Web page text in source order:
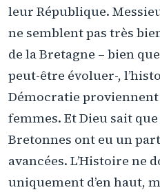
leur République.
ne semblent pas très
de la Bretagne – bien
peut-être évoluer-,
Démocratie proviennent
femmes. Et Dieu sait
Bretonnes ont eu un
avancées. L’Histoire ne
uniquement d’en haut,